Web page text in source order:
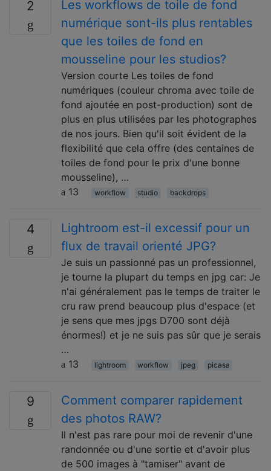
2
Les workflows de toile de fond
numérique sont-ils plus rentables
que les toiles de fond en
mousseline pour les studios?
Version courte Les toiles de fond
numériques (couleur chroma avec toile de
fond ajoutée en post-production) sont de
plus en plus utilisées par les photographes
de nos jours. Bien qu'il soit évident de la
flexibilité que cela offre (des centaines de
toiles de fond pour le prix d'une bonne
mousseline), …
13
workflow studio backdrops
4
Lightroom est-il excessif pour un
flux de travail orienté JPG?
Je suis un passionné pas un professionnel,
je tourne la plupart du temps en jpg car: Je
n'ai généralement pas le temps de traiter le
cru raw prend beaucoup plus d'espace (et
je sens que mes jpgs D700 sont déjà
énormes!) et je ne suis pas sûr que je serais
…
13
lightroom workflow jpeg picasa
9
Comment comparer rapidement
des photos RAW?
Il n'est pas rare pour moi de revenir d'une
randonnée ou d'une sortie et d'avoir plus
de 500 images à "tamiser" avant de